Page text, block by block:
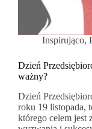
Inspirująco,
Dzień
ważny?
Dzień
roku 19 listopada,
którego celem jest